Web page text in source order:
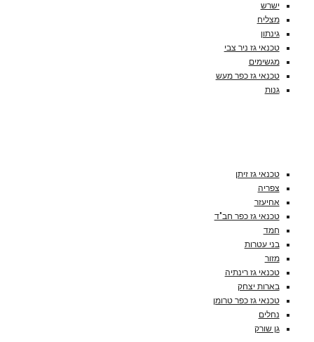
ישרש
מצליח
גינתון
טכנאי גז ניר צבי
מגשימים
טכנאי גז כפר מעש
גנות
טכנאי גז זיתן
צפריה
אחיעזר
טכנאי גז כפר חב"ד
חמד
בני עטרות
מזור
טכנאי גז רינתיה
בארות יצחק
טכנאי גז כפר טרומן
נחלים
גן שורק